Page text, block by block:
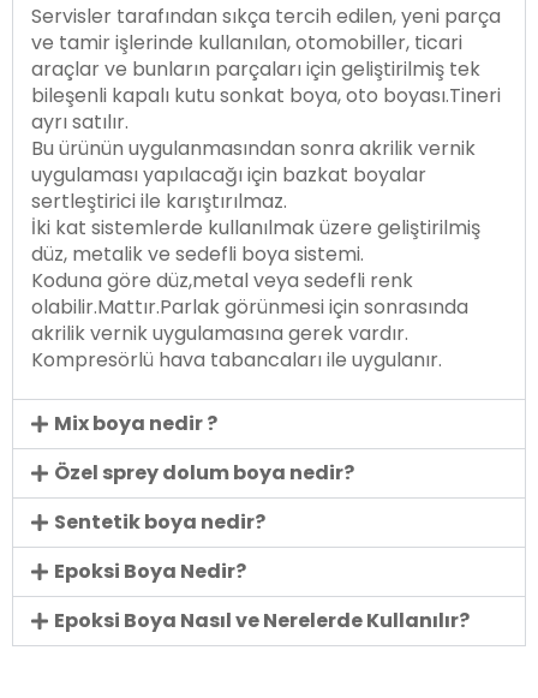
Servisler tarafından sıkça tercih edilen, yeni parça
ve tamir işlerinde kullanılan, otomobiller, ticari
araçlar ve bunların parçaları için geliştirilmiş tek
bileşenli kapalı kutu sonkat boya, oto boyası.Tineri
ayrı satılır.
Bu ürünün uygulanmasından sonra akrilik vernik
uygulaması yapılacağı için bazkat boyalar
sertleştirici ile karıştırılmaz.
İki kat sistemlerde kullanılmak üzere geliştirilmiş
düz, metalik ve sedefli boya sistemi.
Koduna göre düz,metal veya sedefli renk
olabilir.Mattır.Parlak görünmesi için sonrasında
akrilik vernik uygulamasına gerek vardır.
Kompresörlü hava tabancaları ile uygulanır.
Mix boya nedir ?
Özel sprey dolum boya nedir?
Sentetik boya nedir?
Epoksi Boya Nedir?
Epoksi Boya Nasıl ve Nerelerde Kullanılır?